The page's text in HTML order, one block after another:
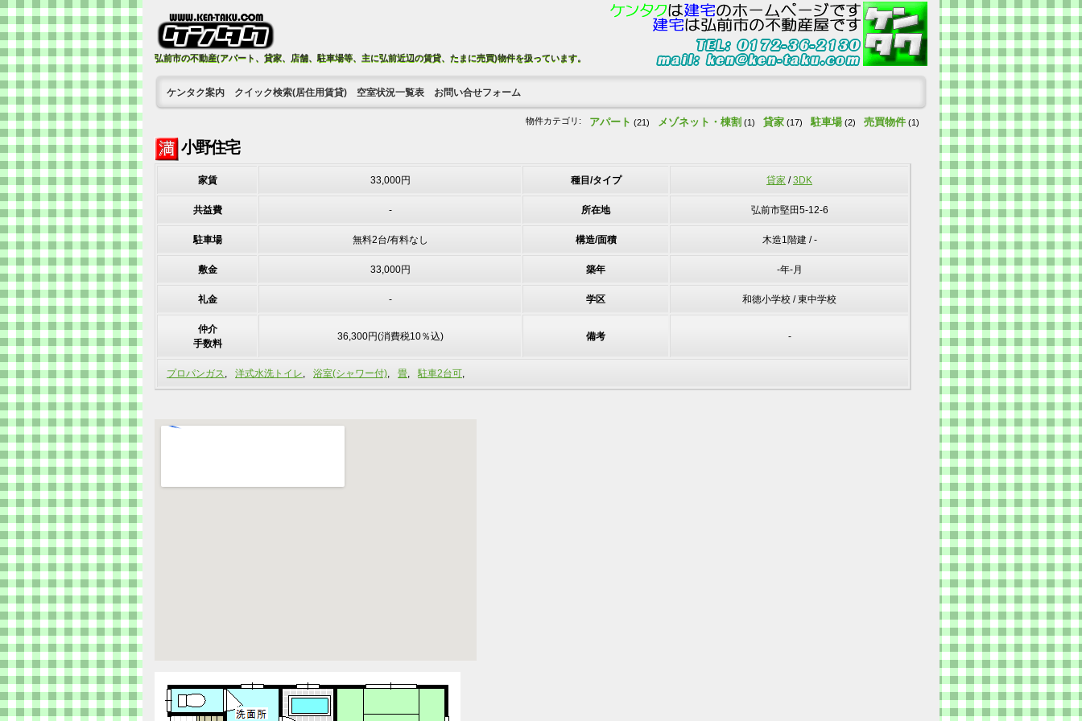
弘前市の不動産(アパート、貸家、店舗、駐車場等、主に弘前近辺の賃貸、たまに売買)物件を扱っています。
ケンタク案内 クイック検索(居住用賃貸) 空室状況一覧表 お問い合せフォーム
物件カテゴリ: アパート (21) メゾネット・棟割 (1) 貸家 (17) 駐車場(2) 売買物件 (1)
小野住宅
家賃 33,000円 種目/タイプ 貸家 /3DK
共益費 - 所在地 弘前市堅田5-12-6
駐車場 無料2台/有料なし 構造/面積 木造1階建 / -
敷金 33,000円 築年 -年-月
礼金 - 学区 和徳小学校 / 東中学校
仲介
手数料
36,300円(消費税10％込) 備考 -
プロパンガス, 洋式水洗トイレ, 浴室(シャワー付), 畳, 駐車2台可,